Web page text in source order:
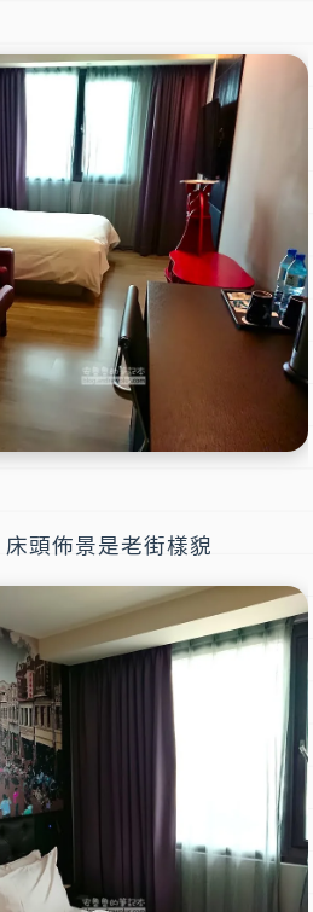
頭佈景是老街樣貌